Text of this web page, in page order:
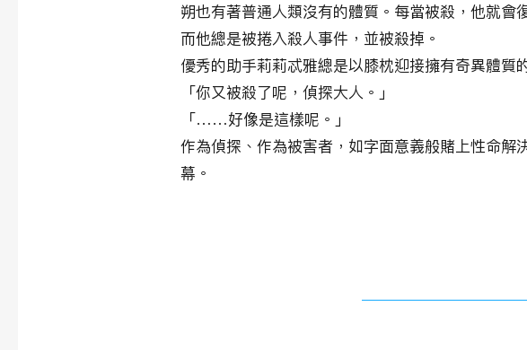
朔也有著普通人類沒有的體質。每當被殺，他就會
而他總是被捲入殺人事件，並被殺掉。
優秀的助手莉莉忒雅總是以膝枕迎接擁有奇異體質
「你又被殺了呢，偵探大人。」
「……好像是這樣呢。」
作為偵探、作為被害者，如字面意義般賭上性命解
幕。